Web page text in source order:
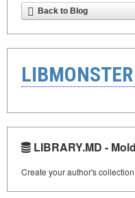
Back to Blog
LIBRARY.MD -
Create your author's